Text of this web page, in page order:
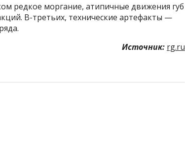
редкое моргание, атипичные движения губ
В-третьих, технические артефакты —
Источник: rg.ru